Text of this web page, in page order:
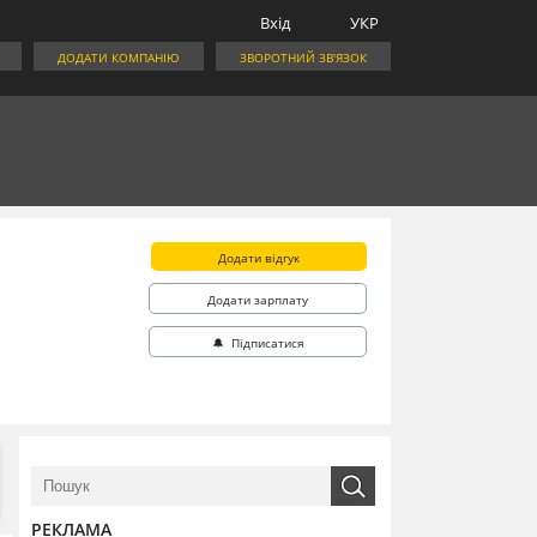
УКР
Вхід
ЗВОРОТНИЙ ЗВ'ЯЗОК
ДОДАТИ КОМПАНІЮ
Додати відгук
Додати зарплату
🔔 Підписатися
РЕКЛАМА